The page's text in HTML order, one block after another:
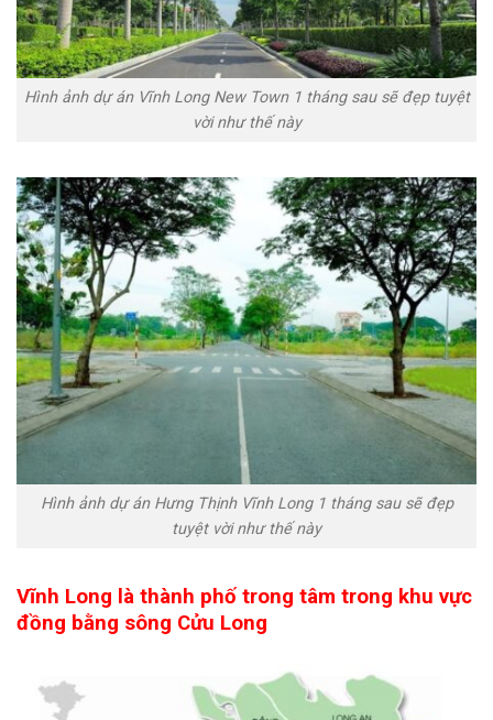
Hình ảnh dự án Vĩnh Long New Town 1 tháng sau sẽ đẹp tuyệt
vời như thế này
Hình ảnh dự án Hưng Thịnh Vĩnh Long 1 tháng sau sẽ đẹp
tuyệt vời như thế này
Vĩnh Long là thành phố trong tâm trong khu vực
đồng bằng sông Cửu Long